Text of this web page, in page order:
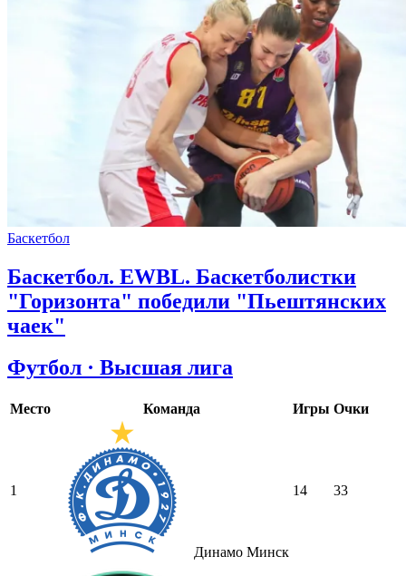
Баскетбол
Баскетбол. EWBL. Баскетболистки
"Горизонта" победили "Пьештянских
чаек"
Футбол · Высшая лига
Место Команда Игры Очки
1
Динамо Минск
14 33